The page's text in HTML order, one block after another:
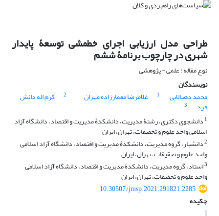
طراحی مدل ارزیابی اجرای خط‏مشی توسعۀ پایدار
شهری در چارچوب برنامۀ ششم
نوع مقاله : علمی - پژوهشی
نویسندگان
محمد دهبالایی
1 غلامرضا معمارزاده طهران 2 کرم اله دانش
فرد
3
1 دانشجوی دکتری، رشتۀ مدیریت، دانشکدۀ مدیریت و اقتصاد، دانشگاه آزاد
اسلامی واحد علوم و تحقیقات، تهران، ایران
2دانشیار، گروه مدیریت، دانشکدۀ مدیریت و اقتصاد، دانشگاه آزاد اسلامی
واحد علوم و تحقیقات، تهران، ایران
3استاد، گروه مدیریت، دانشکدۀ مدیریت و اقتصاد، دانشگاه آزاد اسلامی
واحد علوم و تحقیقات، تهران، ایران
10.30507/jmsp.2021.291821.2285
چکیده